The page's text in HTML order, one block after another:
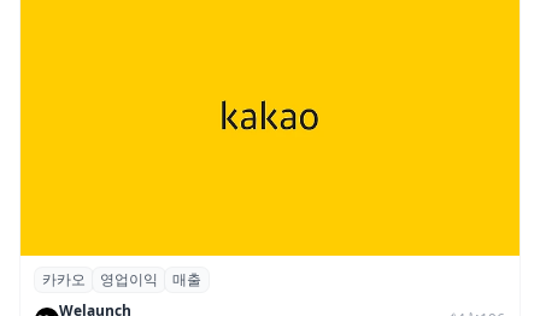
카카오, 2026년 2분기 매출 2조985억·영업
카카오 영업이익
매출
Welaunch